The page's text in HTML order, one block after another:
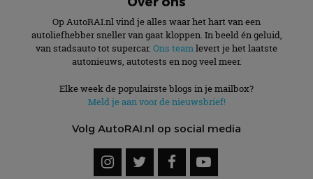
Op AutoRAI.nl vind je alles waar het hart van een
autoliefhebber sneller van gaat kloppen. In beeld én geluid,
van stadsauto tot supercar. Ons teamlevert je het laatste
autonieuws, autotests en nog veel meer.
Elke week de populairste blogs in je mailbox?
Meld je aan voor de nieuwsbrief!
Volg AutoRAI.nl op social media